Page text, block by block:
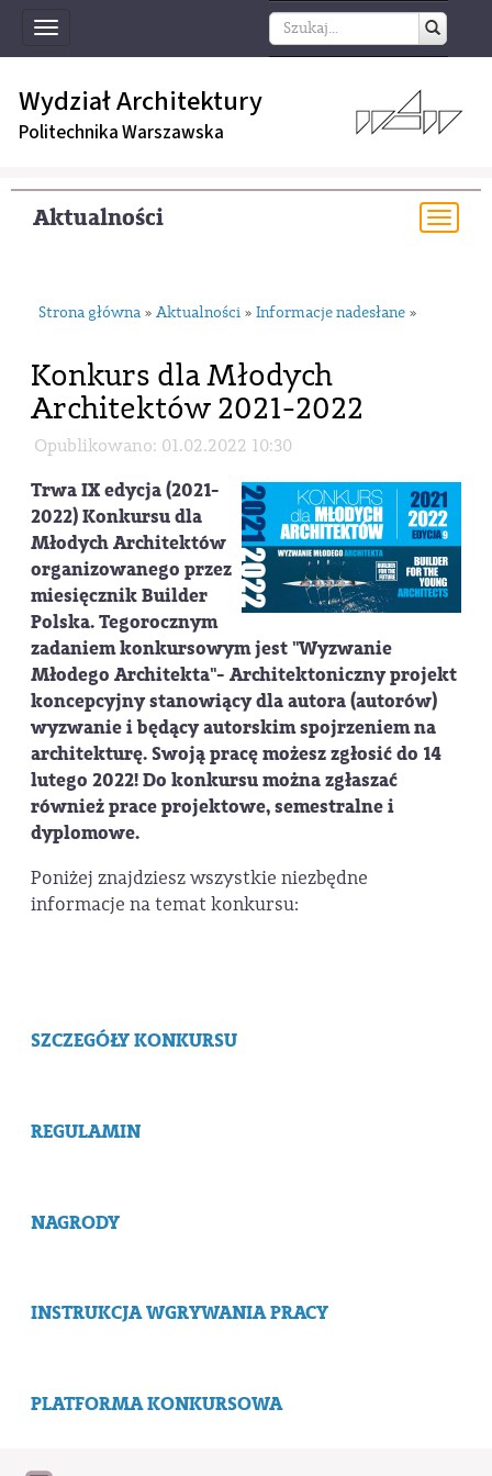
Toggle
navigation
Wydział Architektury
Politechnika Warszawska
Aktualności
Strona główna » Aktualności » Informacje nadesłane »
Konkurs dla Młodych
Architektów 2021-2022
Opublikowano: 01.02.2022 10:30
Trwa IX edycja (2021-
2022) Konkursu dla
Młodych Architektów
organizowanego przez
miesięcznik Builder
Polska. Tegorocznym
zadaniem konkursowym jest "Wyzwanie
Młodego Architekta"- Architektoniczny projekt
koncepcyjny stanowiący dla autora (autorów)
wyzwanie i będący autorskim spojrzeniem na
architekturę. Swoją pracę możesz zgłosić do 14
lutego 2022! Do konkursu można zgłaszać
również prace projektowe, semestralne i
dyplomowe.
Poniżej znajdziesz wszystkie niezbędne
informacje na temat konkursu:
SZCZEGÓŁY KONKURSU
REGULAMIN
NAGRODY
INSTRUKCJA WGRYWANIA PRACY
PLATFORMA KONKURSOWA